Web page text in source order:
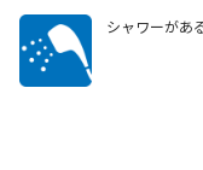
シャワーがあ